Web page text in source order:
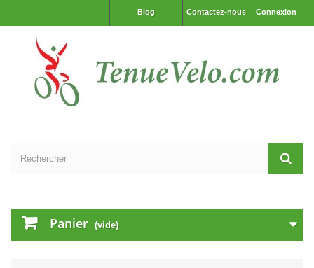
Connexion
Contactez-nous
Blog
Panier (vide)